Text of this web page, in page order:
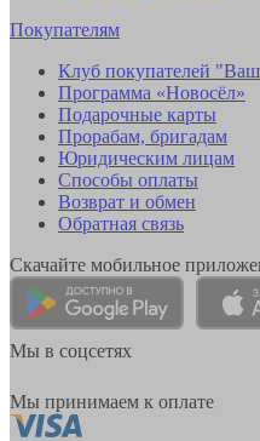
Покупателям
Клуб покупателей
Программа «Новосёл»
Подарочные карты
Прорабам, бригадам
Юридическим лицам
Способы оплаты
Возврат и обмен
Обратная связь
Скачайте мобильное
Мы в соцсетях
Мы принимаем к оплате